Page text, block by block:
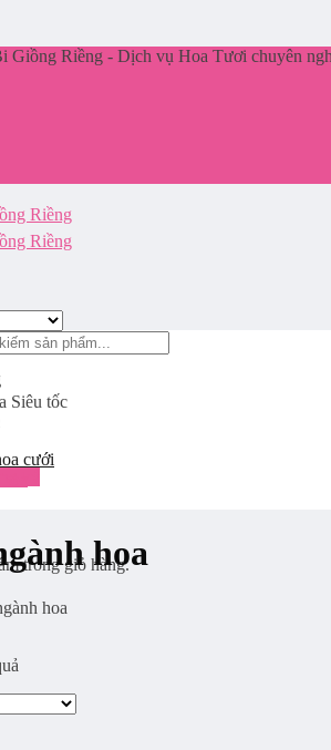
Giồng Riềng - Dịch vụ Hoa Tươi chuyên
Siêu tốc
trong giỏ hàng.
cưới
hoa
hoa